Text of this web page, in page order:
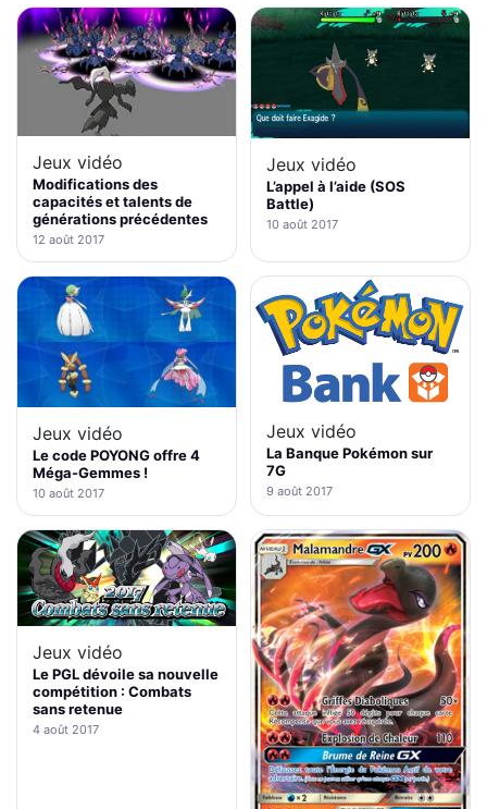
Jeux vidéo
Modifications des
capacités et talents de
générations précédentes
12 août 2017
Jeux vidéo
L’appel à l’aide (SOS
Battle)
10 août 2017
Jeux vidéo
Le code POYONG offre 4
Méga-Gemmes !
10 août 2017
Jeux vidéo
La Banque Pokémon sur
7G
9 août 2017
Jeux vidéo
Le PGL dévoile sa nouvelle
compétition : Combats
sans retenue
4 août 2017